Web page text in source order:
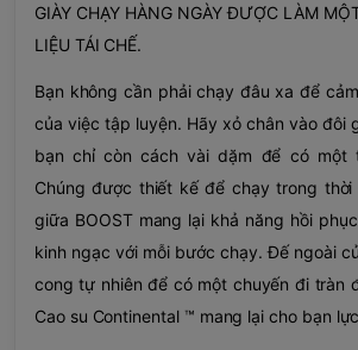
GIÀY CHẠY HÀNG NGÀY ĐƯỢC LÀM
LIỆU TÁI CHẾ.
Bạn không cần phải chạy đâu xa để
của việc tập luyện. Hãy xỏ chân vào đôi
bạn chỉ còn cách vài dặm để có một
Chúng được thiết kế để chạy trong
giữa BOOST mang lại khả năng hồi
kinh ngạc với mỗi bước chạy. Đế ngoài
cong tự nhiên để có một chuyến đi tràn
Cao su Continental ™ mang lại cho bạn